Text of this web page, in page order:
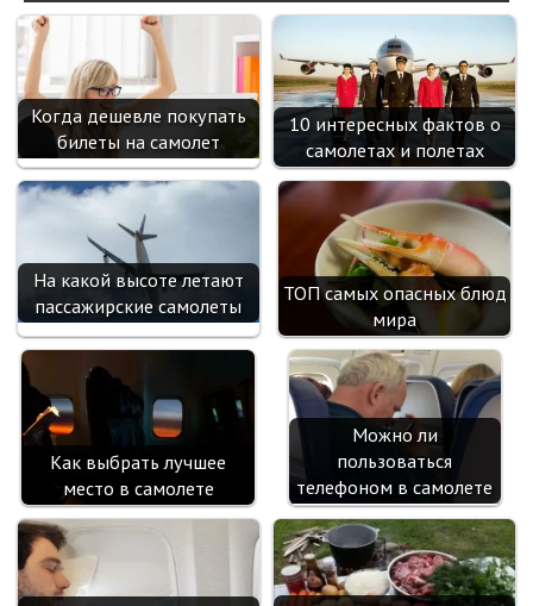
k as
sn
ik
i
Когда дешевле покупать
билеты на самолет
10 интересных фактов о
самолетах и полетах
На какой высоте летают
пассажирские самолеты
ТОП самых опасных блюд
мира
Как выбрать лучшее
место в самолете
Можно ли
пользоваться
телефоном в самолете